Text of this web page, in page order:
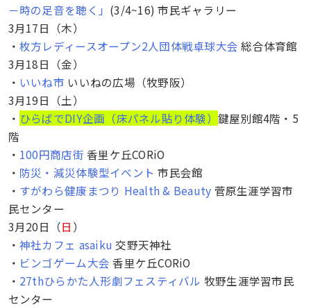
－時の足音を聴く」 (3/4~16) 市民ギャラリー
3月17日（木）
・ 枚方レディースオープン2人団体戦卓球大会 総合体育館
3月18日（金）
・ いいね市 いいねの広場（牧野阪）
3月19日（土）
・ ひらばでDIY企画（床パネル貼り体験） 鍵屋別館4階・5
階
・ 100円商店街 香里ケ丘CORiO
・ 防災・減災体験型イベント 市民会館
・ すがわら健康まつり Health & Beauty 菅原生涯学習市
民センター
3月20日（日 ）
・ 神社カフェ asaiku 交野天神社
・ ビンゴゲーム大会 香里ケ丘CORiO
・ 27thひらかた人形劇フェスティバル 牧野生涯学習市民
センター